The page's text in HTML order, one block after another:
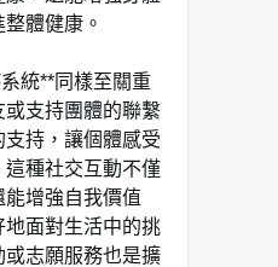
體健康。
統**同樣至關重
支持團體的聯繫
持，讓個體感受
種社交互動不僅
增強自我價值
面對生活中的挑
志願服務也是擴